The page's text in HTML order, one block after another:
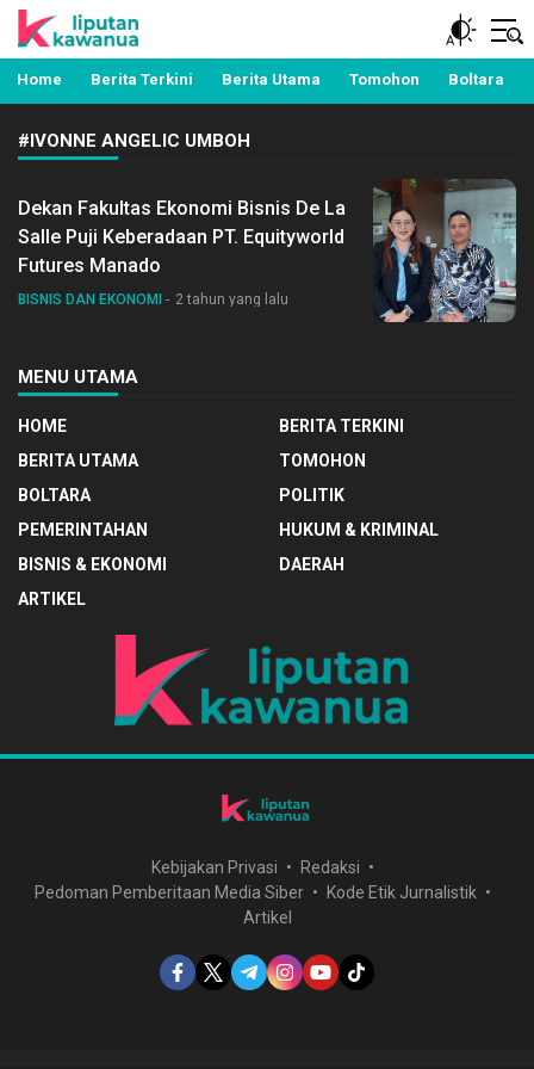
Liputan Kawanua
Berita Manado, Sulawesi Utara, Kawanua, Politik,
Pemerintahan, Hukum Kriminal dan Nasional
Home Berita Terkini Berita Utama Tomohon Boltara
#IVONNE ANGELIC UMBOH
Dekan Fakultas Ekonomi Bisnis De La
Salle Puji Keberadaan PT. Equityworld
Futures Manado
BISNIS DAN EKONOMI 2 tahun yang lalu
MENU UTAMA
HOME
BERITA TERKINI
BERITA UTAMA
TOMOHON
BOLTARA
POLITIK
PEMERINTAHAN
HUKUM & KRIMINAL
BISNIS & EKONOMI
DAERAH
ARTIKEL
Kebijakan Privasi
Redaksi
Pedoman Pemberitaan Media Siber
Kode Etik Jurnalistik
Artikel